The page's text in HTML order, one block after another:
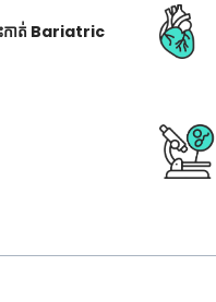
ះកាត់ Bariatric